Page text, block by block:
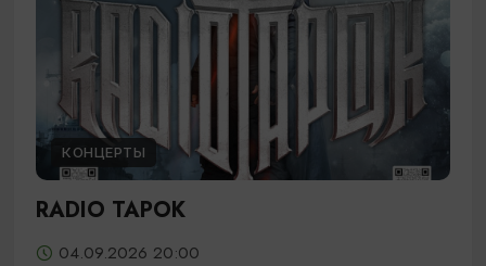
КОНЦЕРТЫ
RADIO TAPOK
04.09.2026 20:00